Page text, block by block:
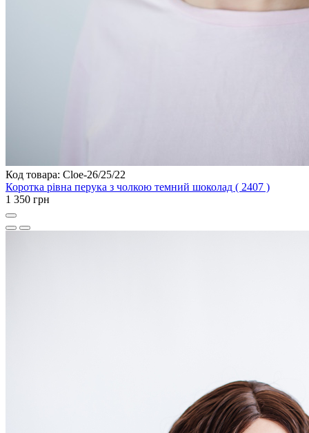
Код товара: Cloe-26/25/22
Коротка рівна перука з чолкою темний шоколад ( 2407 )
1 350 грн